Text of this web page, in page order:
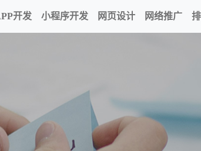
开发 小程序开发 网页设计 网络推广